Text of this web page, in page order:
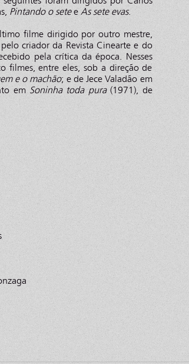
Pintando o setee As sete evas.
filme dirigido por outro mestre,
criador da Revista Cinearte e do
pela crítica da época. Nesses
filmes, entre eles, sob a direção de
e o machão; e de Jece Valadão em
em Soninha toda pura(1971), de